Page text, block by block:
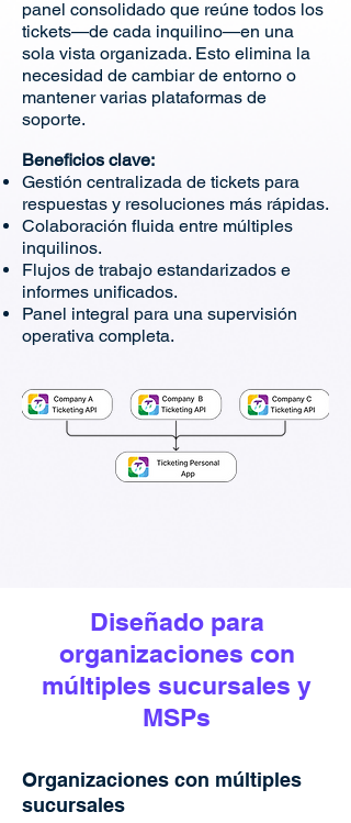
panel consolidado que reúne todos los
tickets—de cada inquilino—en una
sola vista organizada. Esto elimina la
necesidad de cambiar de entorno o
mantener varias plataformas de
soporte.
Beneficios clave:
Gestión centralizada de tickets para
respuestas y resoluciones más rápidas.
Colaboración fluida entre múltiples
inquilinos.
Flujos de trabajo estandarizados e
informes unificados.
Panel integral para una supervisión
operativa completa.
Diseñado para
organizaciones con
múltiples sucursales y
MSPs
Organizaciones con múltiples
sucursales